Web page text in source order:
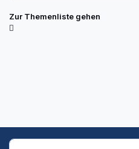
Zur Themenliste gehen